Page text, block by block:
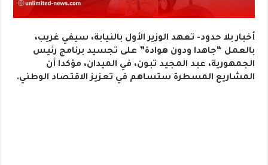
أخبار بلا حدود- تعهد الوزير الأول بالنيابة، سيفي غريب،
بالعمل “جاهدا ودون هوادة” على تجسيد برنامج رئيس
الجمهورية، عبد المجيد تبون، في الميدان، مؤكدا أن
المشاريع المسطرة ستساهم في تعزيز الاقتصاد الوطني.